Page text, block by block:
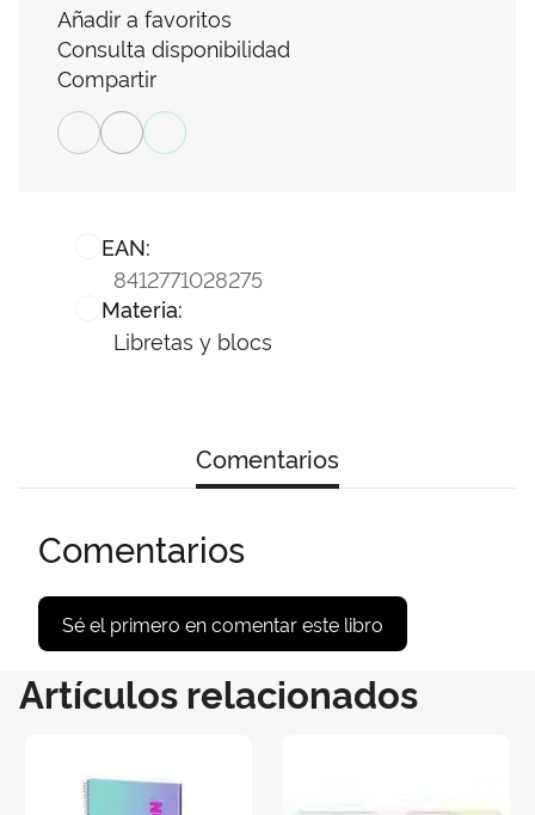
EAN:
8412771028275
Materia:
Libretas y blocs
Añadir a favoritos
Consulta disponibilidad
Compartir
Comentarios
Comentarios
Sé el primero en comentar este libro
Artículos relacionados